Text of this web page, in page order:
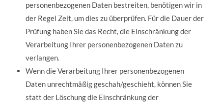
personenbezogenen Daten bestreiten, benötigen wir in
der Regel Zeit, um dies zu überprüfen. Für die Dauer der
Prüfung haben Sie das Recht, die Einschränkung der
Verarbeitung Ihrer personenbezogenen Daten zu
verlangen.
Wenn die Verarbeitung Ihrer personenbezogenen
Daten unrechtmäßig geschah/geschieht, können Sie
statt der Löschung die Einschränkung der